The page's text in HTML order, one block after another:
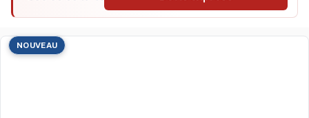
NOUVEAU